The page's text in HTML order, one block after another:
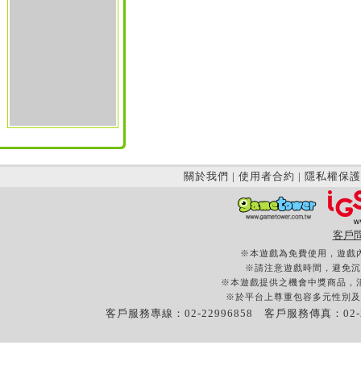
關於我們 | 使用者合約 | 隱私權保護
客戶
※本遊戲為免費使用，遊戲
※請注意遊戲時間，避免
※本遊戲提供之機會中獎商品，
※於平台上尊重包容多元性別
客戶服務專線：02-22996858 客戶服務傳真：